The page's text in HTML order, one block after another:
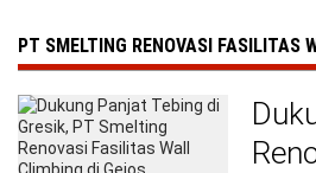
PT SMELTING RENOVASI FASILITAS